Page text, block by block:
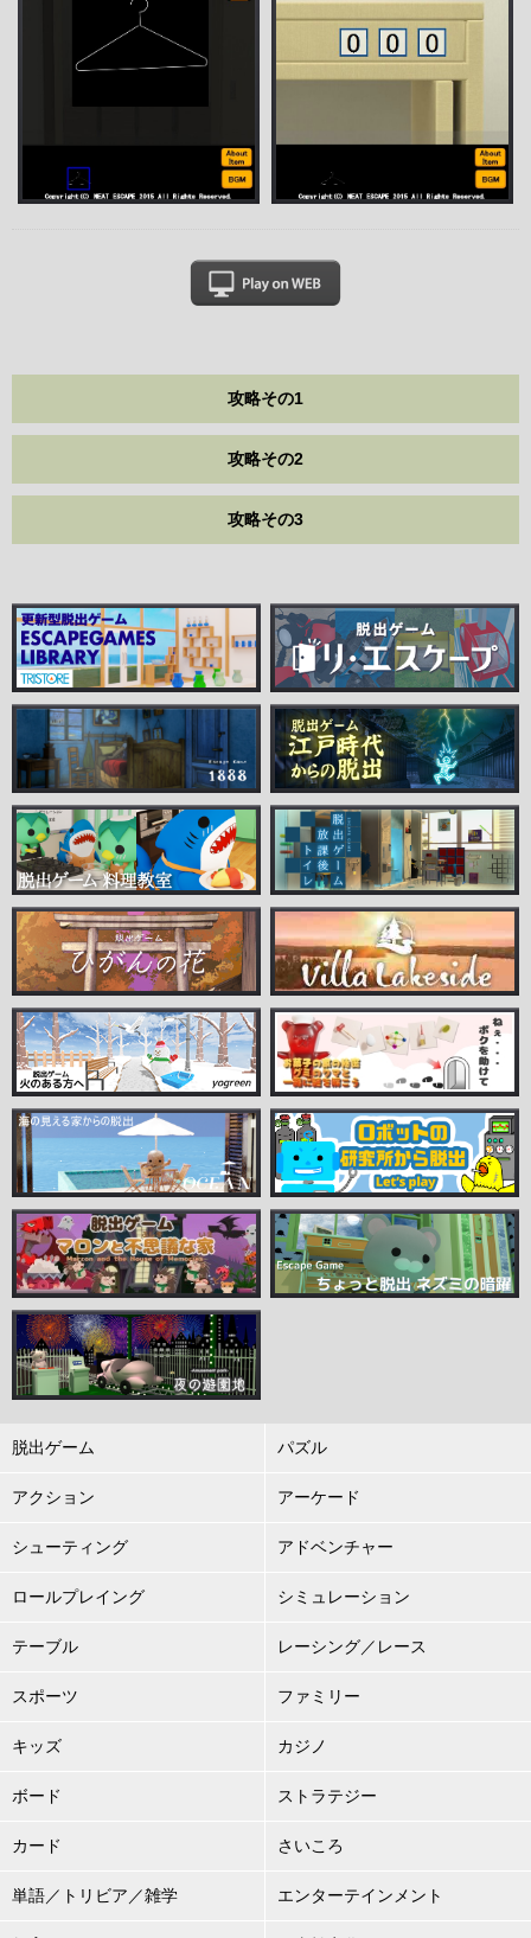
攻略その1
攻略その2
攻略その3
脱出ゲーム パズル
アクション アーケード
シューティング アドベンチャー
ロールプレイング シミュレーション
テーブル レーシング／レース
スポーツ ファミリー
キッズ カジノ
ボード ストラテジー
カード さいころ
単語／トリビア／雑学 エンターテインメント